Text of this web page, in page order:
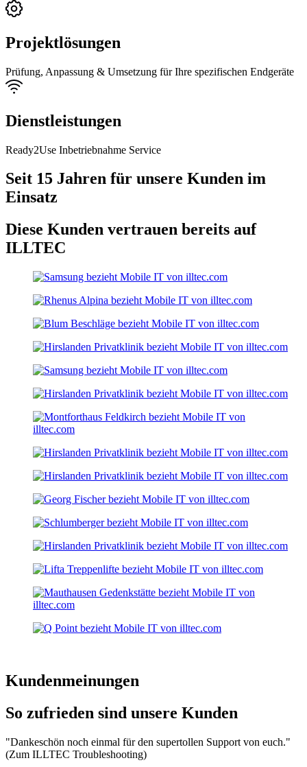
Projektlösungen
Prüfung, Anpassung & Umsetzung für Ihre spezifischen Endgeräte
Dienstleistungen
Ready2Use Inbetriebnahme Service
Seit 15 Jahren für unsere Kunden im
Einsatz
Diese Kunden vertrauen bereits auf
ILLTEC
Kundenmeinungen
So zufrieden sind unsere Kunden
"Dankeschön noch einmal für den supertollen Support von euch."
(Zum ILLTEC Troubleshooting)